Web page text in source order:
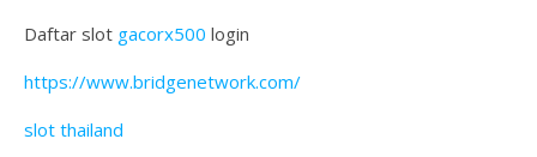
Daftar slot gacorx500 login
https://www.bridgenetwork.com/
slot thailand